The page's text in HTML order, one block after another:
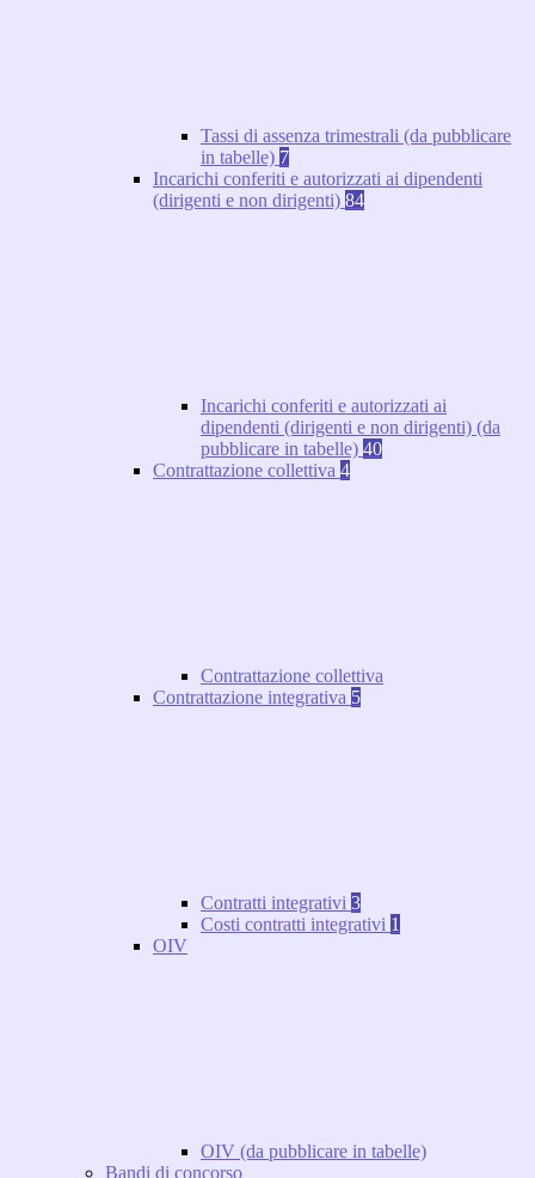
Tassi di assenza trimestrali (da pubblicare
in tabelle) 7
Incarichi conferiti e autorizzati ai dipendenti
(dirigenti e non dirigenti) 84
Incarichi conferiti e autorizzati ai
dipendenti (dirigenti e non dirigenti) (da
pubblicare in tabelle) 40
Contrattazione collettiva 4
Contrattazione collettiva
Contrattazione integrativa 5
Contratti integrativi 3
Costi contratti integrativi 1
OIV
OIV (da pubblicare in tabelle)
Bandi di concorso